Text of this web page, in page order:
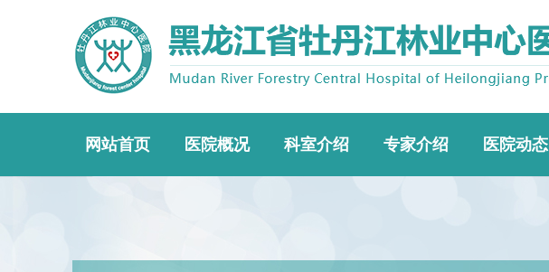
网站首页 医院概况 科室介绍 专家介绍 医院动态